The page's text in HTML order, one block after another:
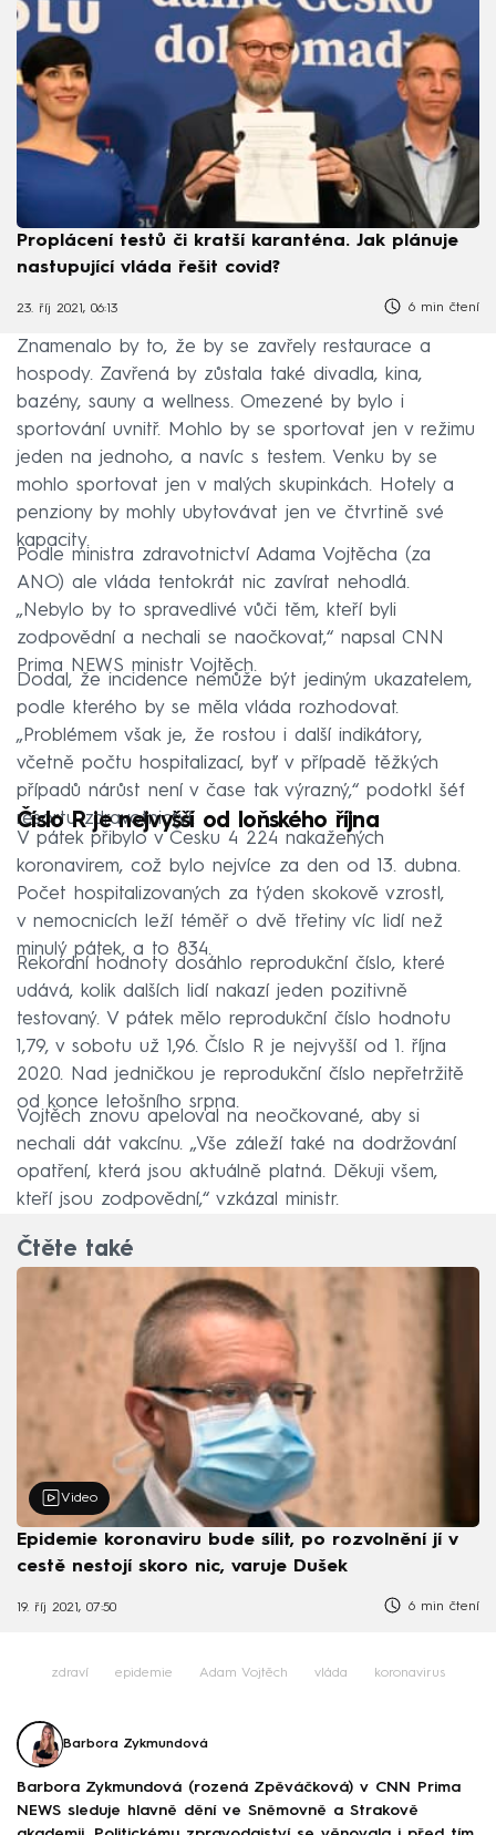
Proplácení testů či kratší karanténa. Jak plánuje
nastupující vláda řešit covid?
23. říj 2021, 06:13 6 min čtení
Znamenalo by to, že by se zavřely restaurace a
hospody. Zavřená by zůstala také divadla, kina,
bazény, sauny a wellness. Omezené by bylo i
sportování uvnitř. Mohlo by se sportovat jen v režimu
jeden na jednoho, a navíc s testem. Venku by se
mohlo sportovat jen v malých skupinkách. Hotely a
penziony by mohly ubytovávat jen ve čtvrtině své
kapacity.
Podle ministra zdravotnictví Adama Vojtěcha (za
ANO) ale vláda tentokrát nic zavírat nehodlá.
„Nebylo by to spravedlivé vůči těm, kteří byli
zodpovědní a nechali se naočkovat,“ napsal CNN
Prima NEWS ministr Vojtěch.
Dodal, že incidence nemůže být jediným ukazatelem,
podle kterého by se měla vláda rozhodovat.
„Problémem však je, že rostou i další indikátory,
včetně počtu hospitalizací, byť v případě těžkých
případů nárůst není v čase tak výrazný,“ podotkl šéf
resortu zdravotnictví.
Číslo R je nejvyšší od loňského října
V pátek přibylo v Česku 4 224 nakažených
koronavirem, což bylo nejvíce za den od 13. dubna.
Počet hospitalizovaných za týden skokově vzrostl,
v nemocnicích leží téměř o dvě třetiny víc lidí než
minulý pátek, a to 834.
Rekordní hodnoty dosáhlo reprodukční číslo, které
udává, kolik dalších lidí nakazí jeden pozitivně
testovaný. V pátek mělo reprodukční číslo hodnotu
1,79, v sobotu už 1,96. Číslo R je nejvyšší od 1. října
2020. Nad jedničkou je reprodukční číslo nepřetržitě
od konce letošního srpna.
Vojtěch znovu apeloval na neočkované, aby si
nechali dát vakcínu. „Vše záleží také na dodržování
opatření, která jsou aktuálně platná. Děkuji všem,
kteří jsou zodpovědní,“ vzkázal ministr.
Čtěte také
Video
Epidemie koronaviru bude sílit, po rozvolnění jí v
cestě nestojí skoro nic, varuje Dušek
19. říj 2021, 07:50 6 min čtení
zdraví epidemie Adam Vojtěch vláda koronavirus
Barbora Zykmundová
Barbora Zykmundová (rozená Zpěváčková) v CNN Prima
NEWS sleduje hlavně dění ve Sněmovně a Strakově